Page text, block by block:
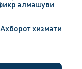
алмашуви
Ахборот хизмати